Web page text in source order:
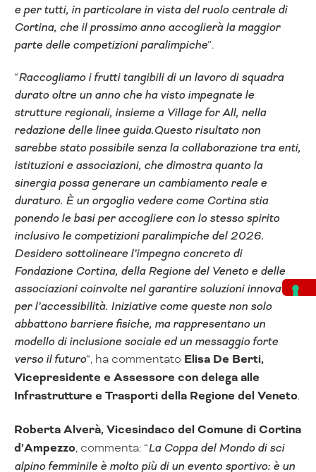
e per tutti, in particolare in vista del ruolo centrale di
Cortina, che il prossimo anno accoglierà la maggior
parte delle competizioni paralimpiche”.
“Raccogliamo i frutti tangibili di un lavoro di squadra
durato oltre un anno che ha visto impegnate le
strutture regionali, insieme a Village for All, nella
redazione delle linee guida.Questo risultato non
sarebbe stato possibile senza la collaborazione tra enti,
istituzioni e associazioni, che dimostra quanto la
sinergia possa generare un cambiamento reale e
duraturo. È un orgoglio vedere come Cortina stia
ponendo le basi per accogliere con lo stesso spirito
inclusivo le competizioni paralimpiche del 2026.
Desidero sottolineare l’impegno concreto di
Fondazione Cortina, della Regione del Veneto e delle
associazioni coinvolte nel garantire soluzioni innovative
per l’accessibilità. Iniziative come queste non solo
abbattono barriere fisiche, ma rappresentano un
modello di inclusione sociale ed un messaggio forte
verso il futuro“, ha commentato Elisa De Berti,
Vicepresidente e Assessore con delega alle
Infrastrutture e Trasporti della Regione del Veneto.
Roberta Alverà, Vicesindaco del Comune di Cortina
d’Ampezzo, commenta: “La Coppa del Mondo di sci
alpino femminile è molto più di un evento sportivo: è un